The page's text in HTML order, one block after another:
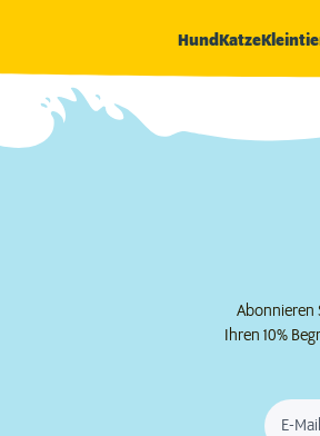
HundKatze
Abonnieren
Ihren 10%
E-